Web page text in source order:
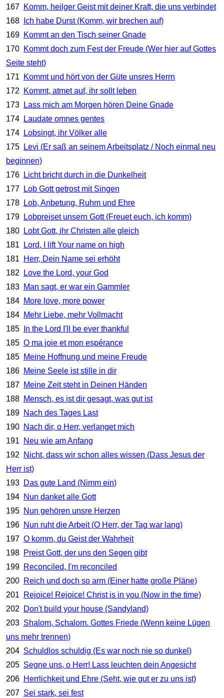
167 Komm, heilger Geist mit deiner Kraft, die uns verbindet
168
Ich habe Durst (Komm, wir brechen auf)
169 Kommt an den Tisch seiner Gnade
170 Kommt doch zum Fest der Freude (Wer hier auf Gottes
Seite steht)
171
Kommt und hört von der Güte unsres Herrn
172
Kommt, atmet auf, ihr sollt leben
173
Lass mich am Morgen hören Deine Gnade
174
Laudate omnes gentes
174
Lobsingt, ihr Völker alle
175
Levi (Er saß an seinem Arbeitsplatz / Noch einmal neu
beginnen)
176
Licht bricht durch in die Dunkelheit
177
Lob Gott getrost mit Singen
178
Lob, Anbetung, Ruhm und Ehre
179
Lobpreiset unsern Gott (Freuet euch, ich komm)
180
Lobt Gott, ihr Christen alle gleich
181
Lord, I lift Your name on high
181
Herr, Dein Name sei erhöht
182
Love the Lord, your God
183 Man sagt, er war ein Gammler
184 More love, more power
184 Mehr Liebe, mehr Vollmacht
185
In the Lord I'll be ever thankful
185 O ma joie et mon espérance
185 Meine Hoffnung und meine Freude
186 Meine Seele ist stille in dir
187 Meine Zeit steht in Deinen Händen
188 Mensch, es ist dir gesagt, was gut ist
189 Nach des Tages Last
190 Nach dir, o Herr, verlanget mich
191
Neu wie am Anfang
192
Nicht, dass wir schon alles wissen (Dass Jesus der
Herr ist)
193 Das gute Land (Nimm ein)
194 Nun danket alle Gott
195 Nun gehören unsre Herzen
196 Nun ruht die Arbeit (O Herr, der Tag war lang)
197 O komm, du Geist der Wahrheit
198 Preist Gott, der uns den Segen gibt
199 Reconciled, I'm reconciled
200 Reich und doch so arm (Einer hatte große Pläne)
201
Rejoice! Rejoice! Christ is in you (Now in the time)
202
Don't build your house (Sandyland)
203 Shalom, Schalom. Gottes Friede (Wenn keine Lügen
uns mehr trennen)
204 Schuldlos schuldig (Es war noch nie so dunkel)
205 Segne uns, o Herr! Lass leuchten dein Angesicht
206 Herrlichkeit und Ehre (Seht, wie gut er zu uns ist)
207 Sei stark, sei fest